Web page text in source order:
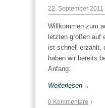
22. September 2011
Willkommen zum
letzten großen auf
ist schnell erzählt,
haben wir bereits
Anfang:
Weiterlesen →
0 Kommentare /